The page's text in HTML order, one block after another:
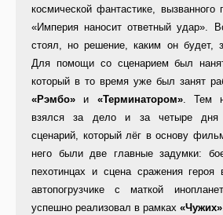
космической фантастике, вызванного
«Империя наносит ответный удар».
стоял, но решение, каким он будет,
Для помощи со сценарием был
который в то время уже был занят
«Рэмбо» и «Терминатором». Тем
взялся за дело и за четыре дня
сценарий, который лёг в основу
него были две главные задумки:
пехотинцах и сцена сражения героя
автопогрузчике с маткой
успешно реализовал в рамках «Чужих»